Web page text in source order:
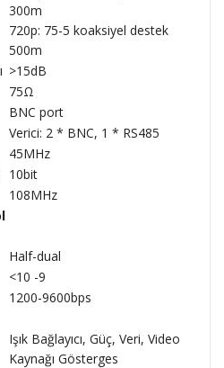
300m
720p: 75-5 koaksiyel destek
500m
>15dB
75Ω
BNC port
Verici: 2 * BNC, 1 * RS485
45MHz
10bit
108MHz
Half-dual
<10 -9
1200-9600bps
Işık Bağlayıcı, Güç, Veri, Video
Kaynağı Gösterges